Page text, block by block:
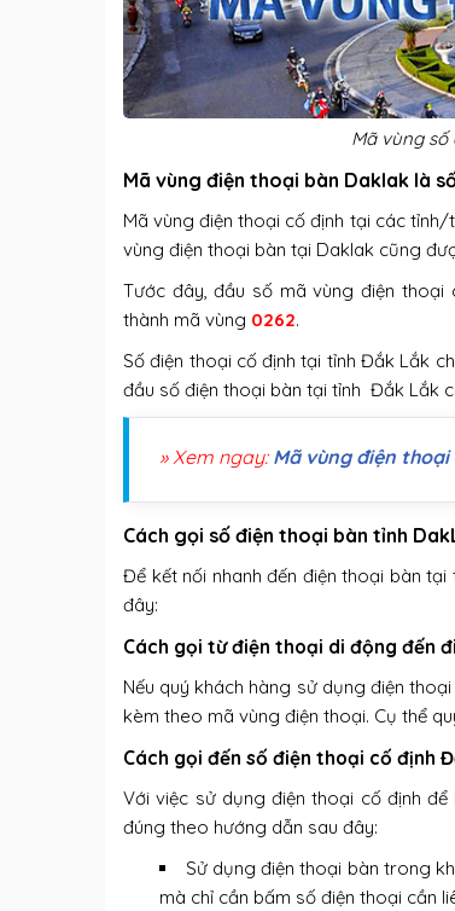
Mã vùng số
Mã vùng điện thoại bàn Daklak là
Mã vùng điện thoại cố định tại các
vùng điện thoại bàn tại Daklak cũng
Tước đây, đầu số mã vùng điện
thành mã vùng 0262.
Số điện thoại cố định tại tỉnh Đắk Lắk
đầu số điện thoại bàn tại tỉnh Đắk Lắk
» Xem ngay: Mã vùng điện thoại
Cách gọi số điện thoại bàn tỉnh
Để kết nối nhanh đến điện thoại bàn
đây:
Cách gọi từ điện thoại di động đến
Nếu quý khách hàng sử dụng điện
kèm theo mã vùng điện thoại. Cụ thể
Cách gọi đến số điện thoại cố định
Với việc sử dụng điện thoại cố định
đúng theo hướng dẫn sau đây:
Sử dụng điện thoại bàn trong
mà chỉ cần bấm số điện thoại cần